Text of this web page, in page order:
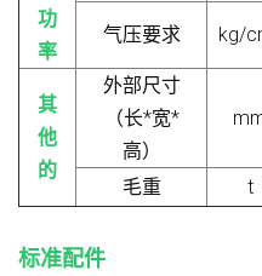
功
率
气压要求 kg/
其
他
的
外部尺寸
（长*宽*
高）
毛重 t
标准配件